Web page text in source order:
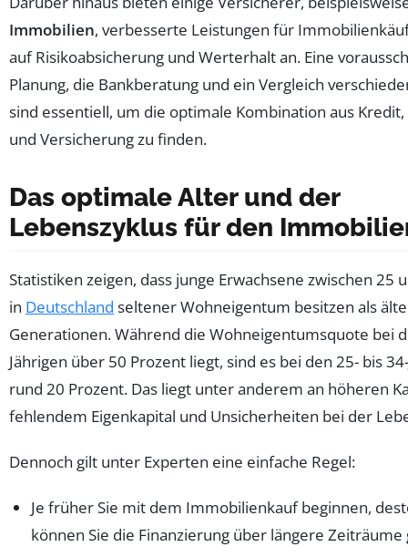
Immobilien, verbesserte Leistungen für
auf Risikoabsicherung und Werterhalt an. Eine
Planung, die Bankberatung und ein Vergleich
sind essentiell, um die optimale Kombination aus
und Versicherung zu finden.
Das optimale Alter und der
Lebenszyklus für den
Statistiken zeigen, dass junge Erwachsene zwischen 25
in Deutschland seltener Wohneigentum besitzen als
Generationen. Während die Wohneigentumsquote bei
Jährigen über 50 Prozent liegt, sind es bei den 25- bis
rund 20 Prozent. Das liegt unter anderem an höheren
fehlendem Eigenkapital und Unsicherheiten bei der
Dennoch gilt unter Experten eine einfache Regel:
Je früher Sie mit dem Immobilienkauf beginnen,
können Sie die Finanzierung über längere Zeiträume